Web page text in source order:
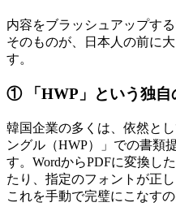
内容をブラッシュアップす
そのものが、日本人の前に
す。
① 「HWP」という独自
韓国企業の多くは、依然と
ングル（HWP）」での書類
す。WordからPDFに変換し
たり、指定のフォントが正
これを手動で完璧にこなす